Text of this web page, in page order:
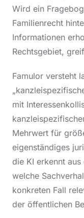
Wird ein
Familienrecht
Informationen
Rechtsgebiet,
Famulor versteht
mit
Mehrwert für
eigenständiges
die KI erkennt
welche
konkreten Fall
der öffentlichen